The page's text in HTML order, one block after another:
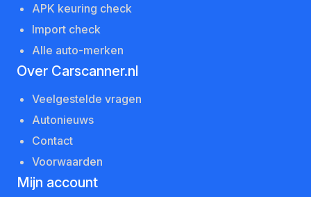
APK keuring check
Import check
Alle auto-merken
Over Carscanner.nl
Veelgestelde vragen
Autonieuws
Contact
Voorwaarden
Mijn account